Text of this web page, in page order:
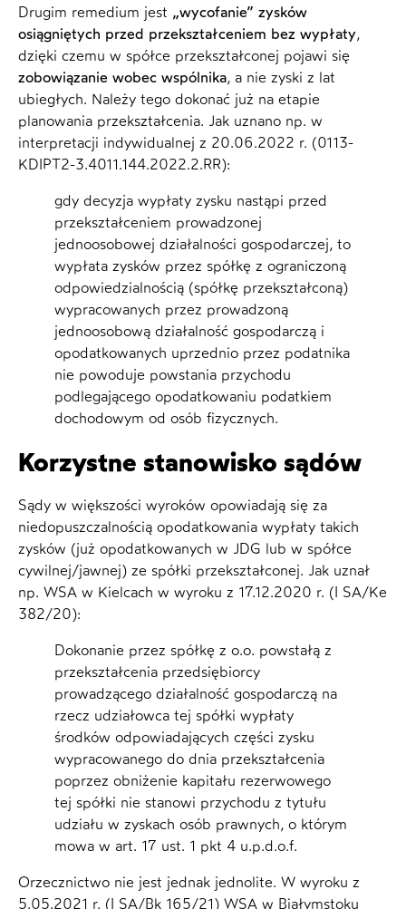
Drugim remedium jest „wycofanie” zysków
osiągniętych przed przekształceniem bez wypłaty,
dzięki czemu w spółce przekształconej pojawi się
zobowiązanie wobec wspólnika, a nie zyski z lat
ubiegłych. Należy tego dokonać już na etapie
planowania przekształcenia. Jak uznano np. w
interpretacji indywidualnej z 20.06.2022 r. (0113-
KDIPT2-3.4011.144.2022.2.RR):
gdy decyzja wypłaty zysku nastąpi przed
przekształceniem prowadzonej
jednoosobowej działalności gospodarczej, to
wypłata zysków przez spółkę z ograniczoną
odpowiedzialnością (spółkę przekształconą)
wypracowanych przez prowadzoną
jednoosobową działalność gospodarczą i
opodatkowanych uprzednio przez podatnika
nie powoduje powstania przychodu
podlegającego opodatkowaniu podatkiem
dochodowym od osób fizycznych.
Korzystne stanowisko sądów
Sądy w większości wyroków opowiadają się za
niedopuszczalnością opodatkowania wypłaty takich
zysków (już opodatkowanych w JDG lub w spółce
cywilnej/jawnej) ze spółki przekształconej. Jak uznał
np. WSA w Kielcach w wyroku z 17.12.2020 r. (I SA/Ke
382/20):
Dokonanie przez spółkę z o.o. powstałą z
przekształcenia przedsiębiorcy
prowadzącego działalność gospodarczą na
rzecz udziałowca tej spółki wypłaty
środków odpowiadających części zysku
wypracowanego do dnia przekształcenia
poprzez obniżenie kapitału rezerwowego
tej spółki nie stanowi przychodu z tytułu
udziału w zyskach osób prawnych, o którym
mowa w art. 17 ust. 1 pkt 4 u.p.d.o.f.
Orzecznictwo nie jest jednak jednolite. W wyroku z
5.05.2021 r. (I SA/Bk 165/21) WSA w Białymstoku